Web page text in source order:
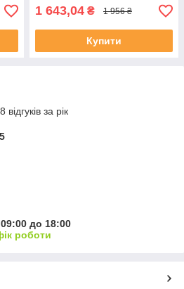
1 643,04 ₴ 1 956 ₴
Купити
за рік
до 18:00
роботи